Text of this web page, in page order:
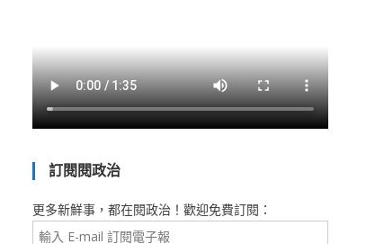
訂閱閱政治
更多新鮮事，都在閱政治！歡迎免費訂閱：